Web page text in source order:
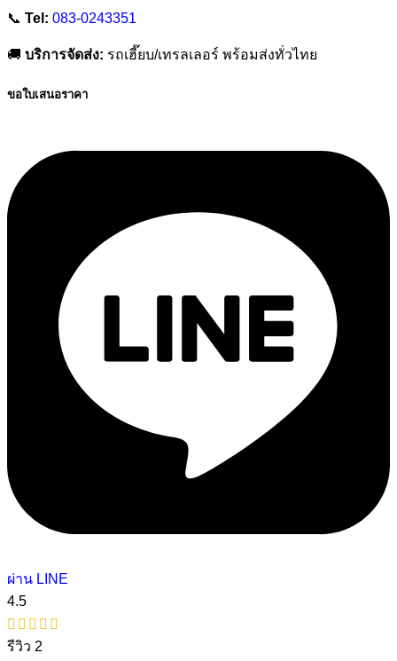
📞 Tel: 083-0243351
🚚 บริการจัดส่ง: รถเฮี๊ยบ/เทรลเลอร์ พร้อมส่งทั่วไทย
ขอใบเสนอราคา
ผ่าน LINE
4.5
รีวิว 2